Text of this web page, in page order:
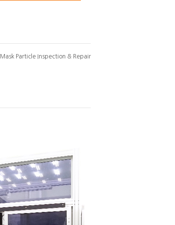
CI
Mask Particle Inspection & Repair